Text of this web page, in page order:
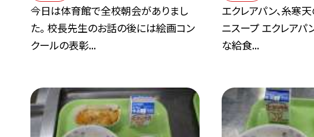
今日は体育館で全校朝会がありまし
た。 校長先生のお話の後には絵画コン
クールの表彰...
エクレアパン、糸寒
ニスープ エクレアパ
な給食...